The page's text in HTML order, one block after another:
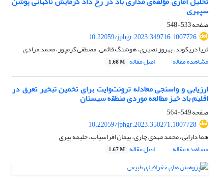
سپهری
صفحه533-548
10.22059/jphgr.2023.349716.1007726
ثریا دریکوند، بهروز نصیری، هوشنگ قائمی، مصطفی کرمپور، محمد مرادی
مشاهده مقاله
اصل مقاله 1.68 M
ارزیابی و واسنجی معادله ترونت‌وایت برای تخمین تبخیر تعرق در
اقلیم باد خیز مطالعه موردی منطقه سیستان
صفحه549-564
10.22059/jphgr.2023.350271.1007728
هما دارابی، محمد مهدی چاری، پیمان افراسیاب، حلیمه پیری
مشاهده مقاله
اصل مقاله 1.67 M